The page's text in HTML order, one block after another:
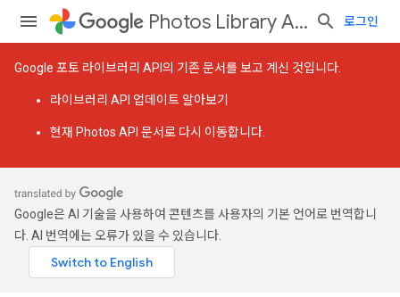
Photos Library API (Legacy documentation) 로그인
Google 포토 라이브러리 API의 기존 문서를 보고 계신 것입니다.
라이브러리 API 업데이트 알아보기
현재 Photos API 문서로 다시 이동합니다.
Google은 AI 기술을 사용하여 콘텐츠를 사용자의 기본 언어로 번역합니
다. AI 번역에는 오류가 있을 수 있습니다.